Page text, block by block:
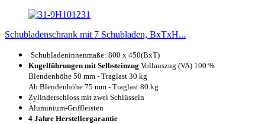
Schubladenschrank mit 7 Schubladen, BxTxH...
Schubladeninnenmaße: 800 x 450(BxT)
Kugelführungen mit Selbsteinzug Vollauszug (VA) 100 %
Blendenhöhe 50 mm - Traglast 30 kg
Ab Blendenhöhe 75 mm - Traglast 80 kg
Zylinderschloss mit zwei Schlüsseln
Aluminium-Griffleisten
4 Jahre Herstellergarantie